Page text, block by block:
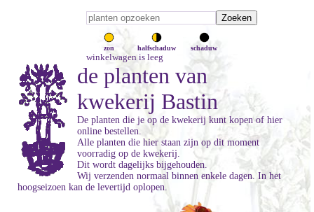
zon halfschaduw schaduw
winkelwagen is leeg
de planten van
kwekerij Bastin
De planten die je op de kwekerij kunt kopen of hier
online bestellen.
Alle planten die hier staan zijn op dit moment
voorradig op de kwekerij.
Dit wordt dagelijks bijgehouden.
Wij verzenden normaal binnen enkele dagen. In het
hoogseizoen kan de levertijd oplopen.